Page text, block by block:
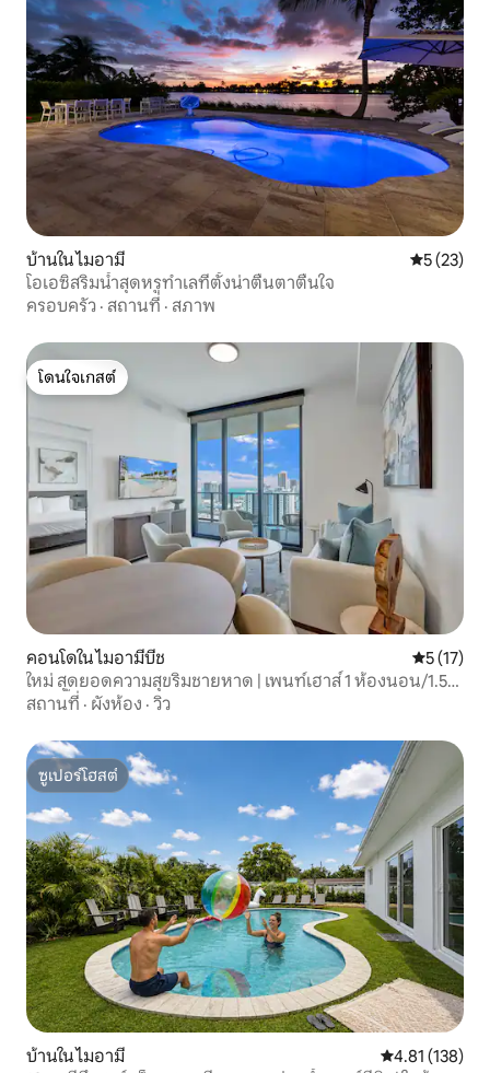
บ้านใน ไมอามี คะแนนเฉลี่
5 (23)
โอเอซิสริมน้ำสุดหรูทำเลที่ตั้งน่าตื่นตาตื่นใจ
ครอบครัว · สถานที่ · สภาพ
โดนใจเกสต์
โดนใจเกสต์
คอนโดใน ไมอามีบีช คะแนนเฉลี่
5 (17)
ใหม่ สุดยอดความสุขริมชายหาด | เพนท์เฮาส์ 1 ห้องนอน/1.5
ห้องน้ำ
สถานที่ · ผังห้อง · วิว
ซูเปอร์โฮสต์
ซูเปอร์โฮสต์
บ้านใน ไมอามี คะแนนเฉลี่ย
4.81 (138)